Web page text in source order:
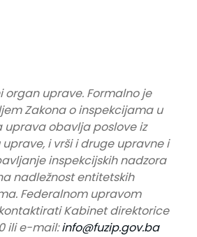
uprave. Formalno je
Zakona o inspekcijama u
uprava obavlja poslove iz
i vrši i druge upravne i
inspekcijskih nadzora
nadležnost entitetskih
Federalnom upravom
Kabinet direktorice
ili e-mail:info@fuzip.gov.ba